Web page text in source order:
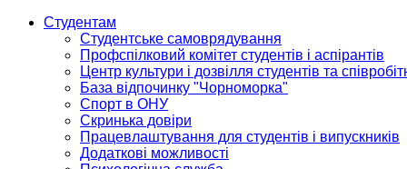
Студентам
Студентське самоврядування
Профспілковий комітет студентів і аспірантів
Центр культури і дозвілля студентів та
База відпочинку "Чорноморка"
Спорт в ОНУ
Скринька довіри
Працевлаштування для студентів і випускників
Додаткові можливості